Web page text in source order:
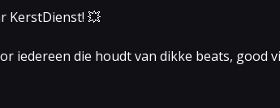
KerstDienst! 💥
iedereen die houdt van dikke beats, good